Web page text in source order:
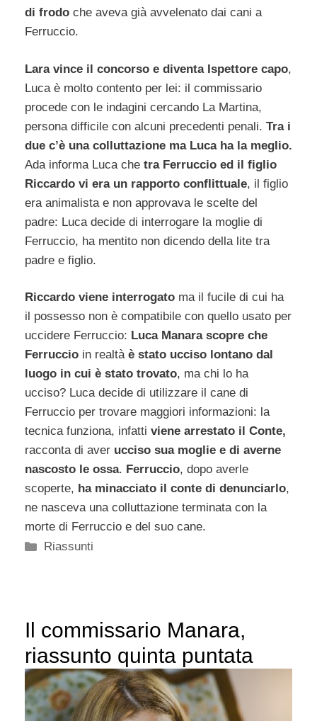
di frodo che aveva già avvelenato dai cani a
Ferruccio.
Lara vince il concorso e diventa Ispettore capo,
Luca è molto contento per lei: il commissario
procede con le indagini cercando La Martina,
persona difficile con alcuni precedenti penali. Tra i
due c’è una colluttazione ma Luca ha la meglio.
Ada informa Luca che tra Ferruccio ed il figlio
Riccardo vi era un rapporto conflittuale, il figlio
era animalista e non approvava le scelte del
padre: Luca decide di interrogare la moglie di
Ferruccio, ha mentito non dicendo della lite tra
padre e figlio.
Riccardo viene interrogato ma il fucile di cui ha
il possesso non è compatibile con quello usato per
uccidere Ferruccio: Luca Manara scopre che
Ferruccio in realtà è stato ucciso lontano dal
luogo in cui è stato trovato, ma chi lo ha
ucciso? Luca decide di utilizzare il cane di
Ferruccio per trovare maggiori informazioni: la
tecnica funziona, infatti viene arrestato il Conte,
racconta di aver ucciso sua moglie e di averne
nascosto le ossa. Ferruccio, dopo averle
scoperte, ha minacciato il conte di denunciarlo,
ne nasceva una colluttazione terminata con la
morte di Ferruccio e del suo cane.
Categorie
Riassunti
Il commissario Manara,
riassunto quinta puntata